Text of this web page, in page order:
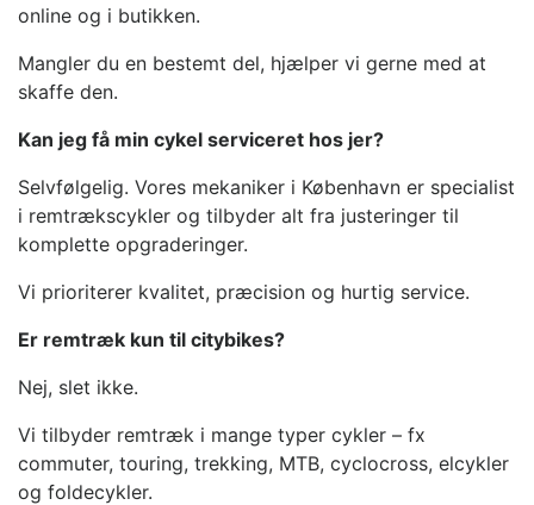
online og i butikken.
Mangler du en bestemt del, hjælper vi gerne med at
skaffe den.
Kan jeg få min cykel serviceret hos jer?
Selvfølgelig. Vores mekaniker i København er specialist
i remtrækscykler og tilbyder alt fra justeringer til
komplette opgraderinger.
Vi prioriterer kvalitet, præcision og hurtig service.
Er remtræk kun til citybikes?
Nej, slet ikke.
Vi tilbyder remtræk i mange typer cykler – fx
commuter, touring, trekking, MTB, cyclocross, elcykler
og foldecykler.